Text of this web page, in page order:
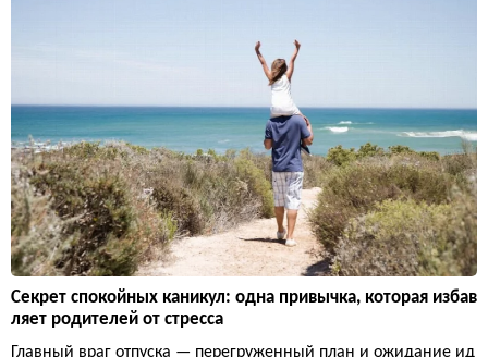
Секрет спокойных каникул: одна привычка, которая избав
ляет родителей от стресса
Главный враг отпуска — перегруженный план и ожидание ид